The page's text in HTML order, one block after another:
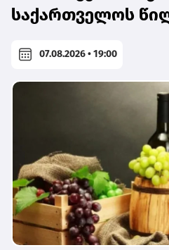
საქართველოს
07.08.2026 • 19:00